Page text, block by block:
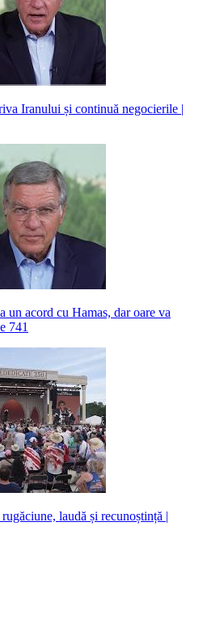
Iranului și continuă negocierile |
un acord cu Hamas, dar oare va
741
laudă și recunoștință |